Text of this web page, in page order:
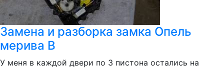
Замена и разборка замка Опель
мерива В
У меня в каждой двери по 3 пистона остались на